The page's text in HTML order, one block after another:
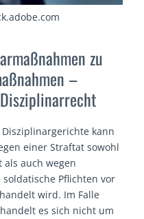
zu
–
kann
einer Straftat sowohl
auch wegen
Pflichten vor
wird. Im Falle
es sich nicht um